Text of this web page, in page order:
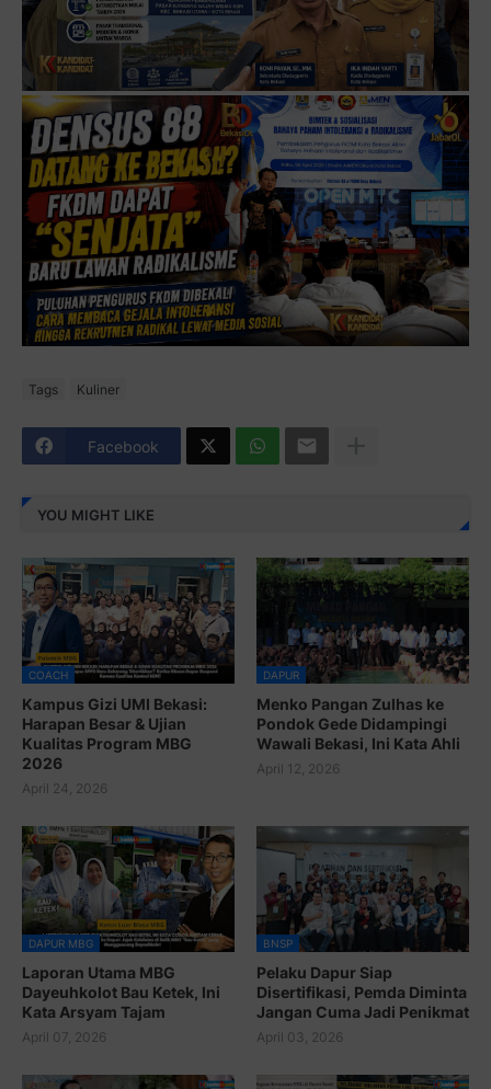
Tags Kuliner
Facebook
YOU MIGHT LIKE
COACH
Kampus Gizi UMI Bekasi:
Harapan Besar & Ujian
Kualitas Program MBG
2026
April 24, 2026
DAPUR
Menko Pangan Zulhas ke
Pondok Gede Didampingi
Wawali Bekasi, Ini Kata Ahli
April 12, 2026
DAPUR MBG
Laporan Utama MBG
Dayeuhkolot Bau Ketek, Ini
Kata Arsyam Tajam
April 07, 2026
BNSP
Pelaku Dapur Siap
Disertifikasi, Pemda Diminta
Jangan Cuma Jadi Penikmat
April 03, 2026